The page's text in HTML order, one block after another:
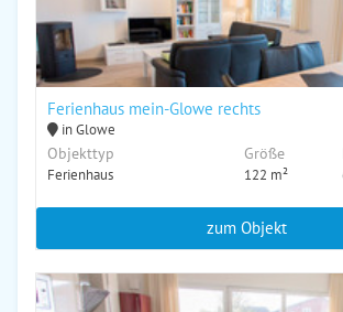
Ferienhaus mein-Glowe rechts
in Glowe
Objekttyp
Ferienhaus
Größe
122 m²
zum Objekt